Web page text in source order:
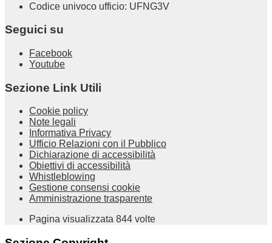
Codice univoco ufficio: UFNG3V
Seguici su
Facebook
Youtube
Sezione Link Utili
Cookie policy
Note legali
Informativa Privacy
Ufficio Relazioni con il Pubblico
Dichiarazione di accessibilità
Obiettivi di accessibilità
Whistleblowing
Gestione consensi cookie
Amministrazione trasparente
Pagina visualizzata 844 volte